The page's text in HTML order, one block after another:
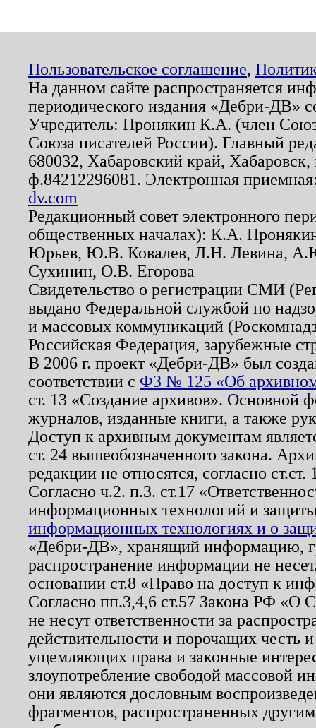
Пользовательское соглашение,
На данном сайте распространяется
периодического издания «Дебри-ДВ»
Учредитель: Пронякин К.А. (член
Союза писателей России). Главный
680032, Хабаровский край,
ф.84212296081. Электронная
dv.com
Редакционный совет электронного
общественных началах): К.А.
Юрьев, Ю.В. Ковалев, Л.Н. Левина,
Сухинин, О.В. Егорова
Свидетельство о регистрации СМИ
выдано Федеральной службой по
и массовых коммуникаций
Российская Федерация, зарубежные
В 2006 г. проект «Дебри-ДВ» был
соответствии с ФЗ № 125 «Об
ст. 13 «Создание архивов». Основной
журналов, изданные книги, а также
Доступ к архивным документам
ст. 24 вышеобозначенного закона.
редакции не относятся, согласно
Согласно ч.2. п.3. ст.17
информационных технологий и
информационных технологиях и о
«Дебри-ДВ», хранящий информацию,
распространение информации не
основании ст.8 «Право на доступ к
Согласно пп.3,4,6 ст.57 Закона РФ «О
не несут ответственности за
действительности и порочащих честь
ущемляющих права и законные
злоупотребление свободой массовой
они являются дословным
фрагментов, распространенных